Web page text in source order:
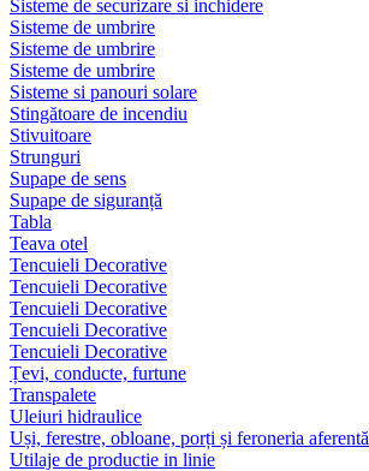
Sisteme de securizare si inchidere
Sisteme de umbrire
Sisteme de umbrire
Sisteme de umbrire
Sisteme si panouri solare
Stingătoare de incendiu
Stivuitoare
Strunguri
Supape de sens
Supape de siguranță
Tabla
Teava otel
Tencuieli Decorative
Tencuieli Decorative
Tencuieli Decorative
Tencuieli Decorative
Tencuieli Decorative
Țevi, conducte, furtune
Transpalete
Uleiuri hidraulice
Uși, ferestre, obloane, porți și feroneria aferentă
Utilaje de productie in linie